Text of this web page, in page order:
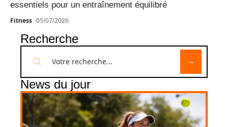
essentiels pour un entraînement équilibré
Fitness 05/07/2026
Recherche
News du jour